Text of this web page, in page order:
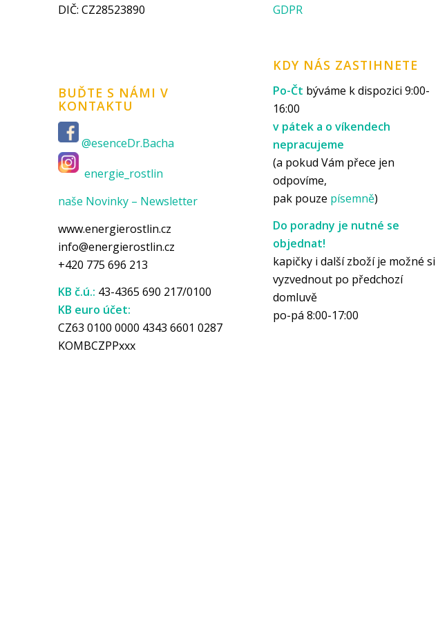
DIČ: CZ28523890
BUĎTE S NÁMI V
KONTAKTU
@esenceDr.Bacha
energie_rostlin
naše Novinky – Newsletter
www.energierostlin.cz
info@energierostlin.cz
+420 775 696 213
KB č.ú.: 43-4365 690 217/0100
KB euro účet:
CZ63 0100 0000 4343 6601 0287
KOMBCZPPxxx
GDPR
KDY NÁS ZASTIHNETE
Po-Čt býváme k dispozici 9:00-
16:00
v pátek a o víkendech
nepracujeme
(a pokud Vám přece jen
odpovíme,
pak pouze písemně)
Do poradny je nutné se
objednat!
kapičky i další zboží je možné si
vyzvednout po předchozí
domluvě
po-pá 8:00-17:00